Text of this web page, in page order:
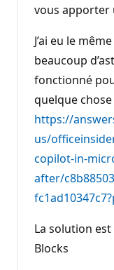
vous apporter
J’ai eu le
beaucoup
fonctionné
quelque
https://
us/
copilot-in-
after/
La solution
Blocks